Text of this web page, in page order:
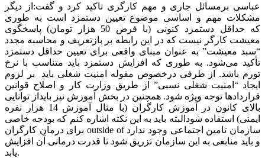
عباسی برمسائل جاری و مهم کارگری تاکید کرد و گفت:از دیگر
مشکلات مهم و اساسی موضوع تعیین دستمزد است به طوری
که حداقل دستمزد کنونی (با فرض 50 هزار تومان) پاسخگوی
معیشت کارگر نیست که در این رابطه بر بازتعریف و محاسبه مجدد
“سبد معیشت” به عنوان مبنای واقعی برای تعیین حداقل دستمزد
تأکید می‌شود. به طوری که افزایش دستمزد باید متناسب با نرخ
تورم باشد. از طرفی درخصوص مقوله امنیت شغلی باید بر لزوم
ایجاد “امنیت شغلی نسبی” از طریق وزارت کار و اصلاح قوانین
قراردادها توجه ویژه شود. همچنین در بخش آموزش نیز بایداز توانایی
بالای کانون در آموزش کارگران (با مثال آموزش 14 هزار نفره
ایمنی) استفاده شودالبته باید به این نکته اشاره کنم که بودجه خاصی
برای درمان کارگران outside of سازمان تامین اجتماعی وجود ندارد
و باید منابعی به این سازمان تزریق شود تا قدرت درمانی آن افزایش
یابد.